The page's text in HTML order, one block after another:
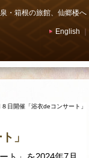
・箱根の旅館、仙郷楼へ
English
８日開催「浴衣deコンサート」
」